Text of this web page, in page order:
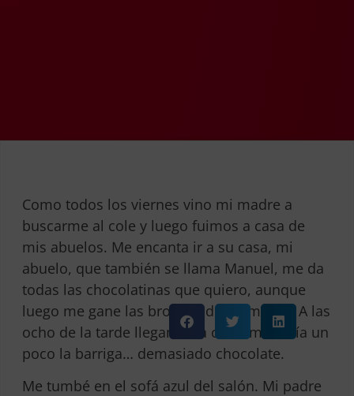
Como todos los viernes vino mi madre a
buscarme al cole y luego fuimos a casa de
mis abuelos. Me encanta ir a su casa, mi
abuelo, que también se llama Manuel, me da
todas las chocolatinas que quiero, aunque
luego me gane las broncas de mi madre. A las
ocho de la tarde llegamos a casa, me dolía un
poco la barriga… demasiado chocolate.
Me tumbé en el sofá azul del salón. Mi padre